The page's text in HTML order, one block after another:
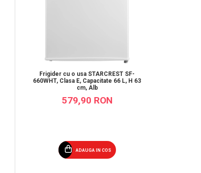
Frigider cu o usa STARCREST SF-
660WHT, Clasa E, Capacitate 66 L, H 63
cm, Alb
579,90 RON
ADAUGA IN COS